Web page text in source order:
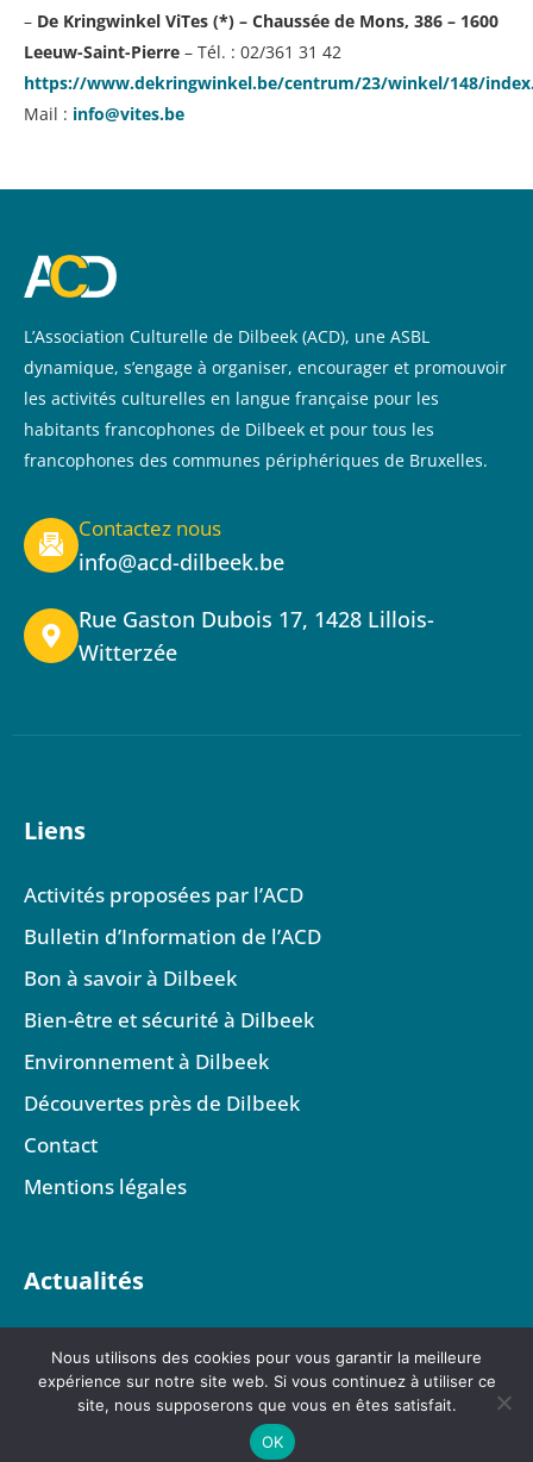
– De Kringwinkel ViTes (*) – Chaussée de Mons, 386 – 1600
Leeuw-Saint-Pierre – Tél. : 02/361 31 42
https://www.dekringwinkel.be/centrum/23/winkel/148/
Mail : info@vites.be
L’Association Culturelle de Dilbeek (ACD), une ASBL
dynamique, s’engage à organiser, encourager et promouvoir
les activités culturelles en langue française pour les
habitants francophones de Dilbeek et pour tous les
francophones des communes périphériques de Bruxelles.
Contactez nous
info@acd-dilbeek.be
Rue Gaston Dubois 17, 1428 Lillois-
Witterzée
Liens
Activités proposées par l’ACD
Bulletin d’Information de l’ACD
Bon à savoir à Dilbeek
Bien-être et sécurité à Dilbeek
Environnement à Dilbeek
Découvertes près de Dilbeek
Contact
Mentions légales
Actualités
© Copyright 2024 by
Nous utilisons des cookies pour vous garantir la meilleure
expérience sur notre site web. Si vous continuez à utiliser ce
site, nous supposerons que vous en êtes satisfait.
OK